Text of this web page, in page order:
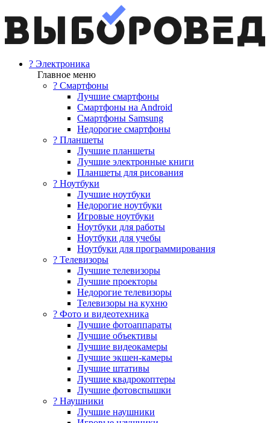
? Электроника
Главное меню
? Смартфоны
Лучшие смартфоны
Смартфоны на Android
Смартфоны Samsung
Недорогие смартфоны
? Планшеты
Лучшие планшеты
Лучшие электронные книги
Планшеты для рисования
? Ноутбуки
Лучшие ноутбуки
Недорогие ноутбуки
Игровые ноутбуки
Ноутбуки для работы
Ноутбуки для учебы
Ноутбуки для программирования
? Телевизоры
Лучшие телевизоры
Лучшие проекторы
Недорогие телевизоры
Телевизоры на кухню
? Фото и видеотехника
Лучшие фотоаппараты
Лучшие объективы
Лучшие видеокамеры
Лучшие экшен-камеры
Лучшие штативы
Лучшие квадрокоптеры
Лучшие фотовспышки
? Наушники
Лучшие наушники